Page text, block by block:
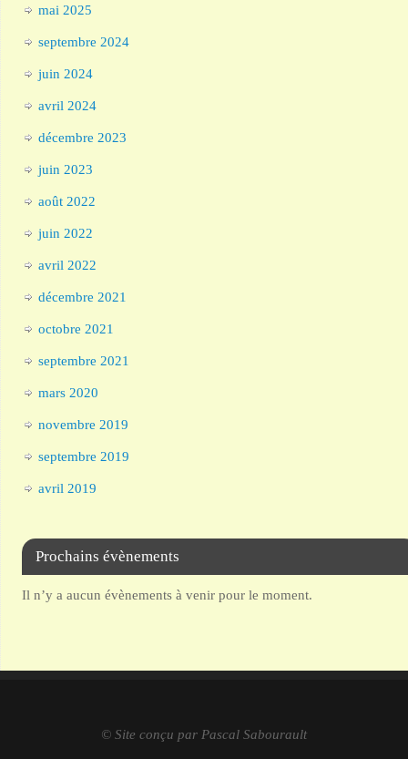
mai 2025
septembre 2024
juin 2024
avril 2024
décembre 2023
juin 2023
août 2022
juin 2022
avril 2022
décembre 2021
octobre 2021
septembre 2021
mars 2020
novembre 2019
septembre 2019
avril 2019
Prochains évènements
Il n’y a aucun évènements à venir pour le moment.
© Site conçu par Pascal Sabourault